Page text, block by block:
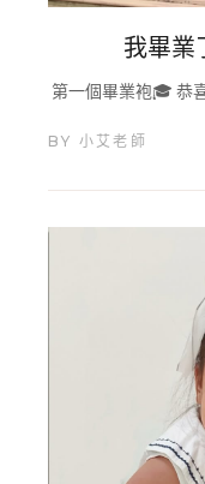
我畢業
第一個畢業袍🎓 恭
BY 小艾老師